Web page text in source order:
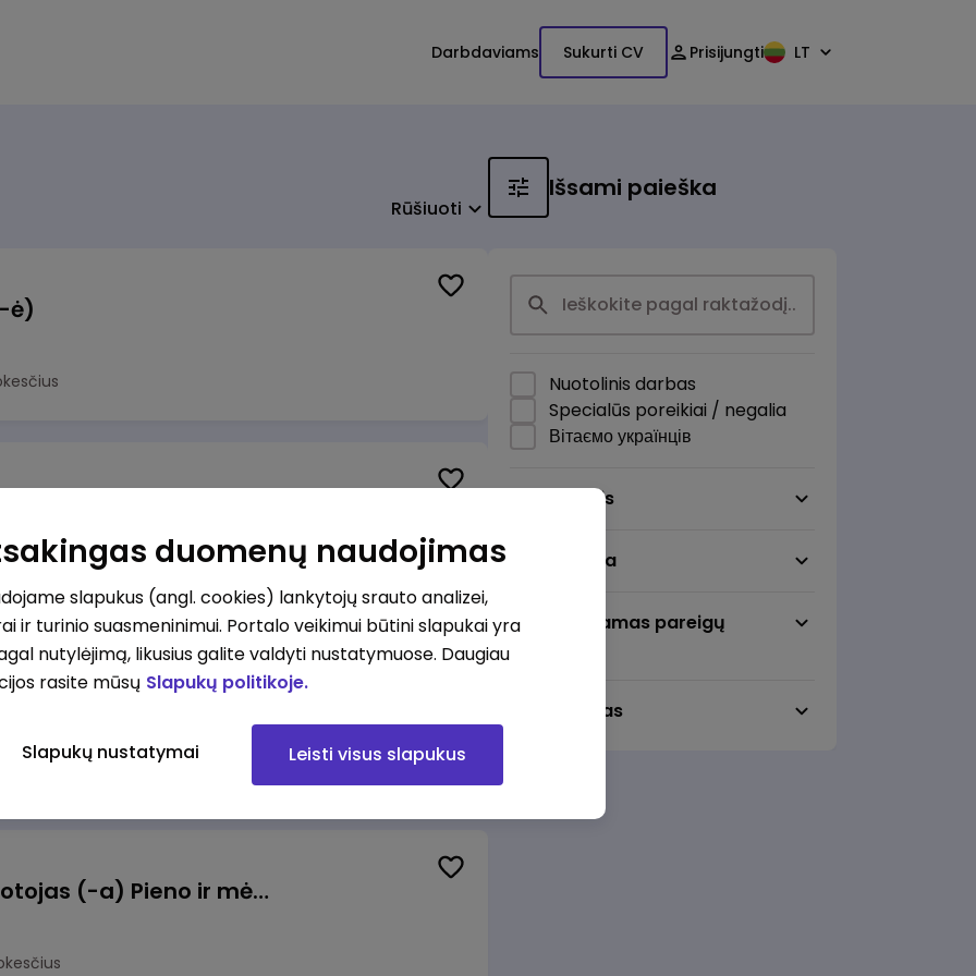
Darbdaviams Sukurti CV Prisijungti LT
Rūšiuoti
ė)
(-ė) (Vilnius, LT)
(-as)
Užsakymų komplektuotojas (-a) Pieno ir mėsos sandėlyje
Išsami paieška
Nuotolinis darbas
Specialūs poreikiai / negalia
Вітаємо українців
Darbo sritis
Darbo vieta
Pageidaujamas pareigų
Darbo laikas
duomenų naudojimas
slapukus (angl. cookies) lankytojų srauto analizei,
ir turinio suasmeninimui. Portalo veikimui būtini slapukai yra
nutylėjimą, likusius galite valdyti nustatymuose. Daugiau
rasite mūsų Slapukų politikoje.
Slapukų nustatymai Leisti visus slapukus